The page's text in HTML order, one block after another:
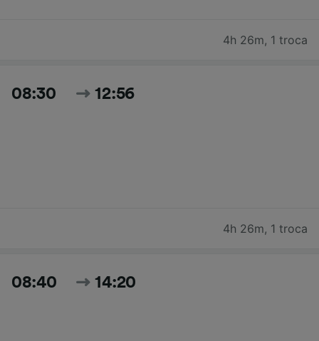
4h 26m, 1 troca
08:30 12:56
4h 26m, 1 troca
08:40 14:20